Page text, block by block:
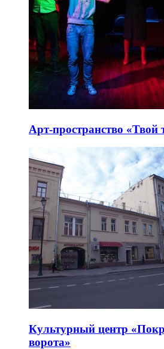
Арт-пространство «Твой
Культурный центр
ворота»